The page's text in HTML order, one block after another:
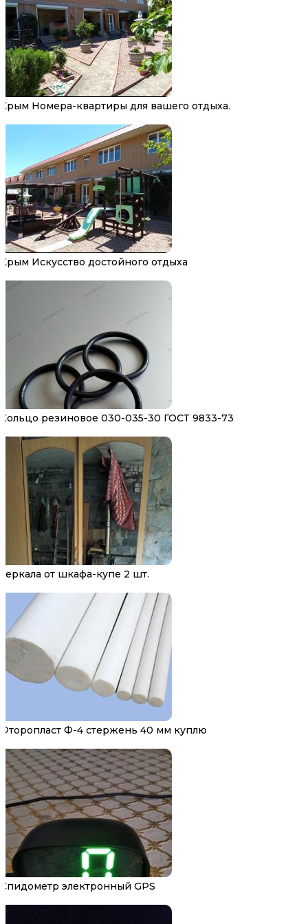
Крым Номера-квартиры для вашего отдыха.
Крым Искусство достойного отдыха
Кольцо резиновое 030-035-30 ГОСТ 9833-73
Зеркала от шкафа-купе 2 шт.
Фторопласт Ф-4 стержень 40 мм куплю
Спидометр электронный GPS